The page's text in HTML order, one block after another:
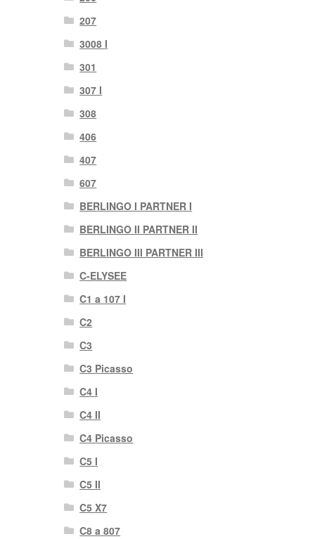
207
3008 I
301
307 I
308
406
407
607
BERLINGO I PARTNER I
BERLINGO II PARTNER II
BERLINGO III PARTNER III
C-ELYSEE
C1 a 107 I
C2
C3
C3 Picasso
C4 I
C4 II
C4 Picasso
C5 I
C5 II
C5 X7
C8 a 807